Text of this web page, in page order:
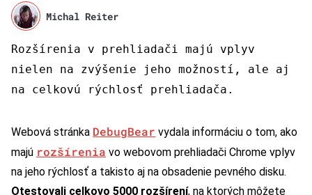
Michal Reiter
Rozšírenia v prehliadači majú vplyv
nielen na zvýšenie jeho možností, ale aj
na celkovú rýchlosť prehliadača.
Webová stránka DebugBear vydala informáciu o tom, ako
majú rozšírenia vo webovom prehliadači Chrome vplyv
na jeho rýchlosť a takisto aj na obsadenie pevného disku.
Otestovali celkovo 5000 rozšírení, na ktorých môžete